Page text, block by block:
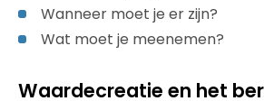
Wanneer moet je er zijn?
Wat moet je meenemen?
Waardecreatie en het